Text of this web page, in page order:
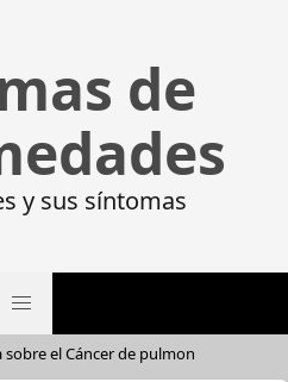
de
y sus síntomas
sobre el Cáncer de pulmon